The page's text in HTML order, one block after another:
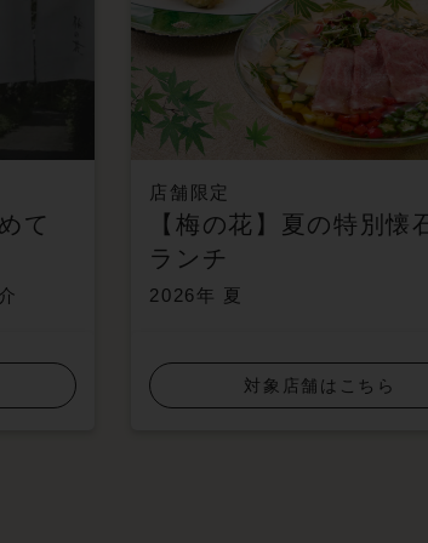
て
店舗限定
【梅の花】夏の特別懐
ランチ
2026年 夏
対象店舗はこちら